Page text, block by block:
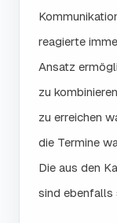
reagierte
Ansatz
zu
zu erreichen
die Termine
Die aus den
sind ebenfalls